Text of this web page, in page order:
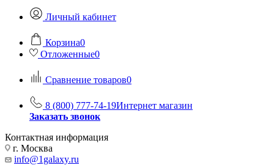
Личный кабинет
Корзина0
Отложенные0
Сравнение товаров0
8 (800) 777-74-19Интернет магазин
Заказать звонок
Контактная информация
г. Москва
info@1galaxy.ru